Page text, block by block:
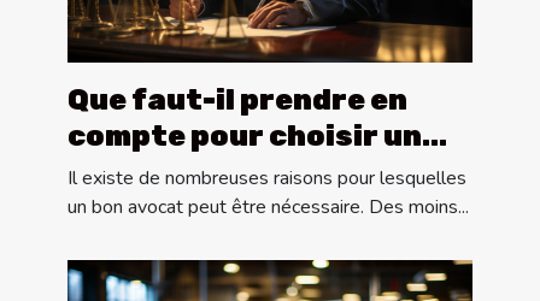
Que faut-il prendre en
compte pour choisir un
bon avocat ?
Il existe de nombreuses raisons pour lesquelles
un bon avocat peut être nécessaire. Des moins...